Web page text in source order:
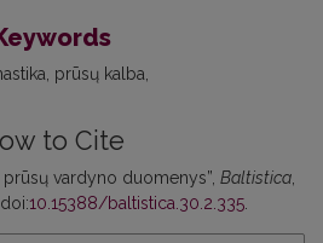
prūsų kalba
to Cite
prūsų vardyno duomenys”, Baltistica,
10.15388/baltistica.30.2.335